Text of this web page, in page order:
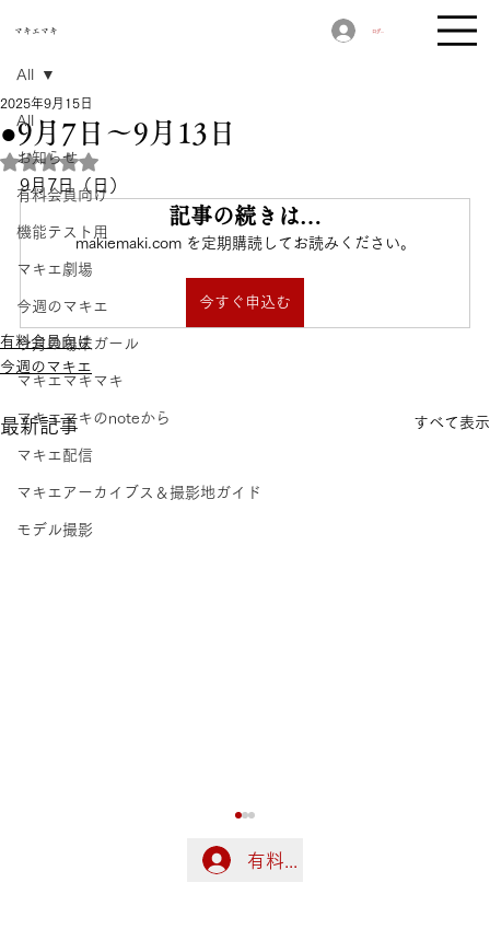
​マキエマキ ログイン
ログイン
有料会員の方はこちらでロ
All
お知らせ
有料会員向け
機能テスト用
マキエ劇場
今週のマキエ
今月の場末ガール
マキエマキマキ
マキエマキのnoteから
マキエ配信
マキエアーカイブス＆撮影地ガイド
モデル撮影
All
●9月7日〜9月13日
2025年9月15日
5つ星のうちNaNと評価されています。
9月7日（日）
記事の続きは…
makiemaki.com を定期購読してお読みください。
今すぐ申込む
有料会員向け
今週のマキエ
最新記事 すべて表示